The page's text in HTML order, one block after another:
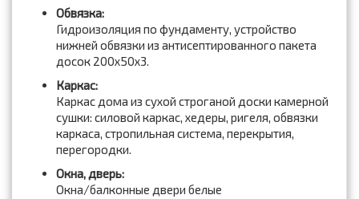
Обвязка:
Гидроизоляция по фундаменту, устройство
нижней обвязки из антисептированного пакета
досок 200x50x3.
Каркас:
Каркас дома из сухой строганой доски камерной
сушки: силовой каркас, хедеры, ригеля, обвязки
каркаса, стропильная система, перекрытия,
перегородки.
Окна, дверь:
Окна/балконные двери белые